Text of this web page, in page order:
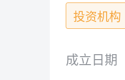
投资机构
成立日期